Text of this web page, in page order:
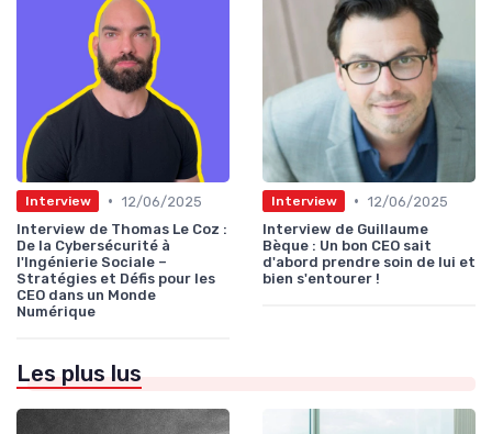
Interview • 12/06/2025
Interview de Thomas Le Coz :
De la Cybersécurité à
l'Ingénierie Sociale –
Stratégies et Défis pour les
CEO dans un Monde
Numérique
Interview • 12/06/2025
Interview de Guillaume
Bèque : Un bon CEO sait
d'abord prendre soin de lui et
bien s'entourer !
Les plus lus